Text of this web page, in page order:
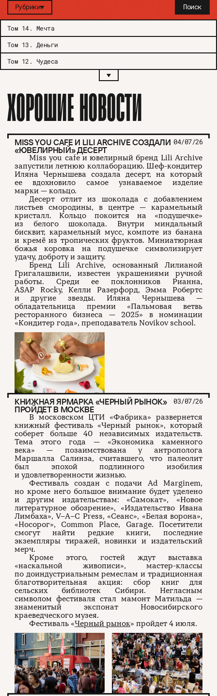
Поиск
Рубрики
Том 14.
Мечта
Том 13 . Деньги
Том 12 . Чудеса
ХОРОШИЕ НОВОСТИ
MISS YOU CAFE И LILI ARCHIVE СОЗДАЛИ
«ЮВЕЛИРНЫЙ» ДЕСЕРТ
04/07/26
Miss you cafe и ювелирный бренд Lili Archive
запустили летнюю коллаборацию. Шеф-кондитер
Иляна Чернышева создала десерт, на который
ее вдохновило самое узнаваемое изделие
марки — кольцо.
Десерт отлит из шоколада с добавлением
листьев смородины, в центре — карамельный
кристалл. Кольцо покоится на «подушечке»
из белого шоколада. Внутри миндальный
бисквит, карамельный мусс, компоте из банана
и кремё из тропических фруктов. Миниатюрная
божья коровка на подушечке символизирует
удачу, доброту и защиту.
Бренд Lili Archive, основанный Лилианой
Григалашвили, известен украшениями ручной
работы. Среди ее поклонников Рианна,
A$AP Rocky, Келли Разерфорд, Эмма Робертс
и другие звезды. Иляна Чернышева —
обладательница премии «Пальмовая ветвь
ресторанного бизнеса — 2025» в номинации
«Кондитер года», преподаватель Novikov school.
КНИЖНАЯ ЯРМАРКА «ЧЕРНЫЙ РЫНОК»
ПРОЙДЕТ В МОСКВЕ
03/07/26
В московском ЦТИ «Фабрика» развернется
книжный фестиваль «Черный рынок», который
соберет больше 40 независимых издательств.
Тема этого года — «Экономика каменного
века» — позаимствована у антрополога
Маршалла Салинза, считавшего, что палеолит
был эпохой подлинного изобилия
и удовлетворенности жизнью.
Фестиваль создан с подачи Ad Marginem,
но кроме него большое внимание будет уделено
и другим издательствам: «Самокат», «Новое
литературное обозрение», «Издательство Ивана
Лимбаха», V–A–C Press, «Сеанс», «Белая ворона»,
«Носорог», Common Place, Garage. Посетители
смогут найти редкие книги, последние
экземпляры тиражей, новинки и издательский
мерч.
Кроме этого, гостей ждут выставка
«наскальной живописи», мастер-классы
по доиндустриальным ремеслам и традиционная
благотворительная акция: сбор книг для
сельских библиотек Сибири. Негласным
символом фестиваля стал мамонт Матильда —
знаменитый экспонат Новосибирского
краеведческого музея.
Фестиваль «Черный рынок» пройдет 4 июля.